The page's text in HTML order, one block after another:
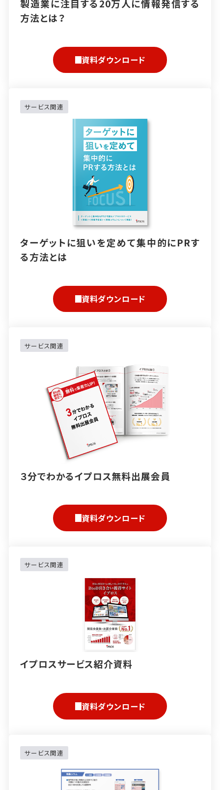
製造業に注目する20万人に情報発信する
方法とは？
資料ダウンロード
サービス関連
ターゲットに狙いを定めて集中的にPRす
る方法とは
資料ダウンロード
サービス関連
３分でわかるイプロス無料出展会員
資料ダウンロード
サービス関連
イプロスサービス紹介資料
資料ダウンロード
サービス関連